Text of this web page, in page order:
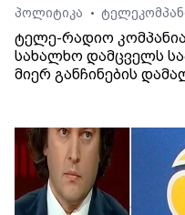
პოლიტიკა
•
ტელე-რადიო
სახალხო დამცველს
მიერ განჩინების